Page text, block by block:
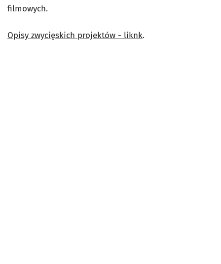
filmowych.
Opisy zwycięskich projektów - liknk.